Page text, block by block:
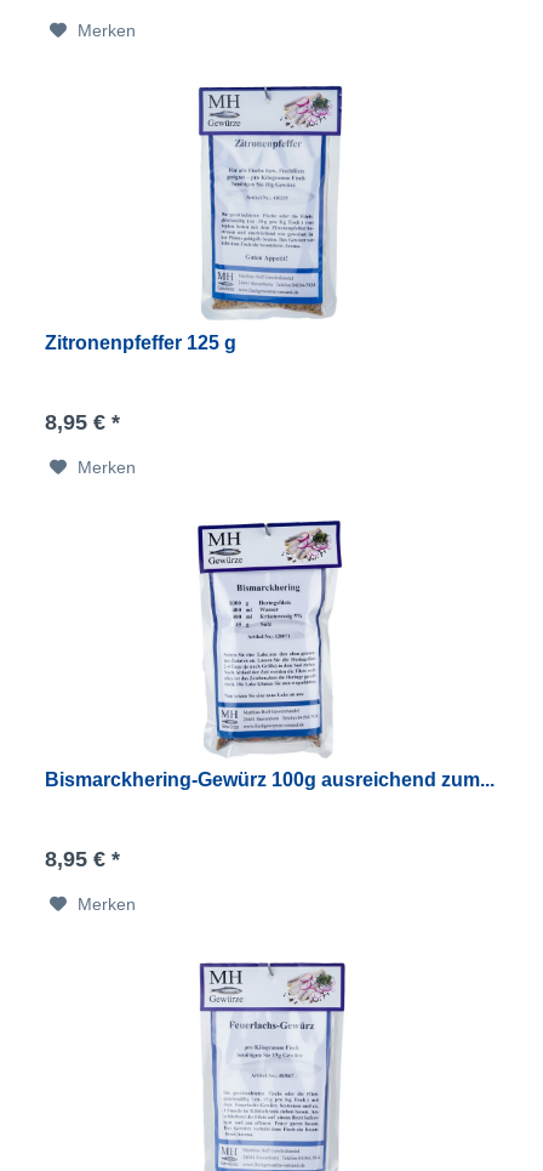
Merken
Zitronenpfeffer 125 g
8,95 € *
Merken
Bismarckhering-Gewürz 100g ausreichend zum...
8,95 € *
Merken